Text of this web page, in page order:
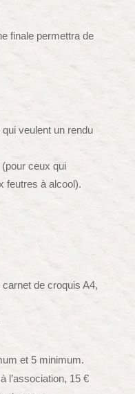
finale permettra de
veulent un rendu
ceux qui
feutres à alcool).
de croquis A4,
et 5 minimum.
l’association, 15 €